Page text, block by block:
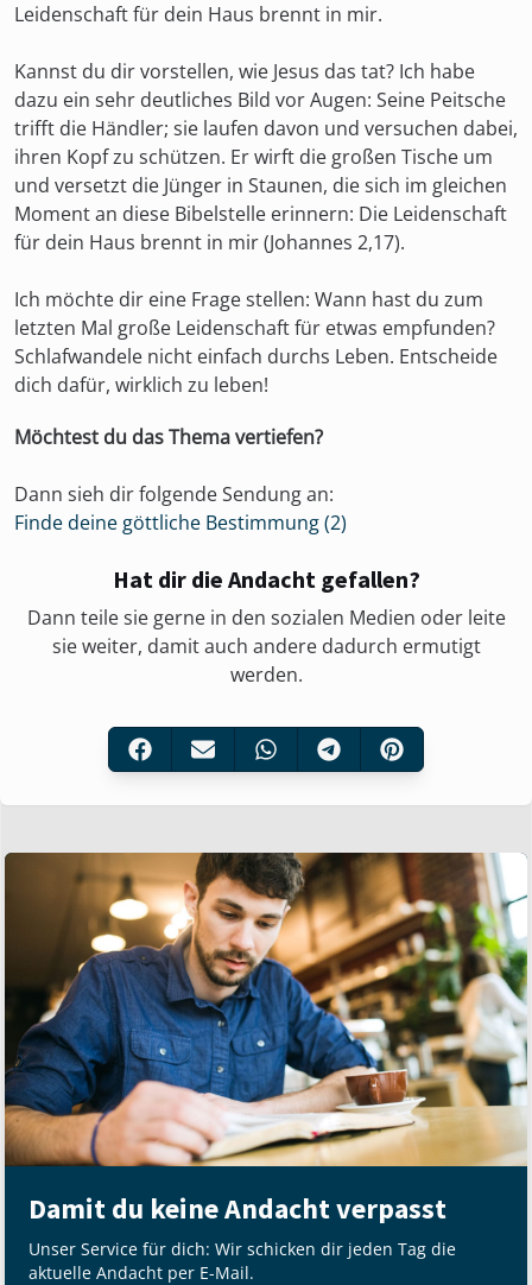
Leidenschaft für dein Haus brennt in mir.
Kannst du dir vorstellen, wie Jesus das tat? Ich habe
dazu ein sehr deutliches Bild vor Augen: Seine Peitsche
trifft die Händler; sie laufen davon und versuchen dabei,
ihren Kopf zu schützen. Er wirft die großen Tische um
und versetzt die Jünger in Staunen, die sich im gleichen
Moment an diese Bibelstelle erinnern: Die Leidenschaft
für dein Haus brennt in mir (Johannes 2,17).
Ich möchte dir eine Frage stellen: Wann hast du zum
letzten Mal große Leidenschaft für etwas empfunden?
Schlafwandele nicht einfach durchs Leben. Entscheide
dich dafür, wirklich zu leben!
Möchtest du das Thema vertiefen?
Dann sieh dir folgende Sendung an:
Finde deine göttliche Bestimmung (2)
Hat dir die Andacht gefallen?
Dann teile sie gerne in den sozialen Medien oder leite
sie weiter, damit auch andere dadurch ermutigt
werden.
Damit du keine Andacht verpasst
Unser Service für dich: Wir schicken dir jeden Tag die
aktuelle Andacht per E-Mail.